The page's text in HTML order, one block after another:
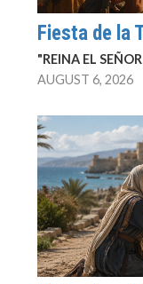
Fiesta de la
"REINA EL
AUGUST 6, 2026